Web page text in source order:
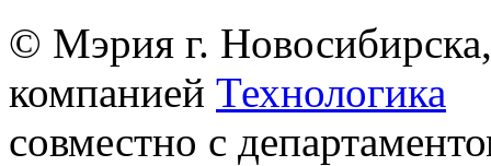
© Мэрия г.
компанией Технологика
совместно с